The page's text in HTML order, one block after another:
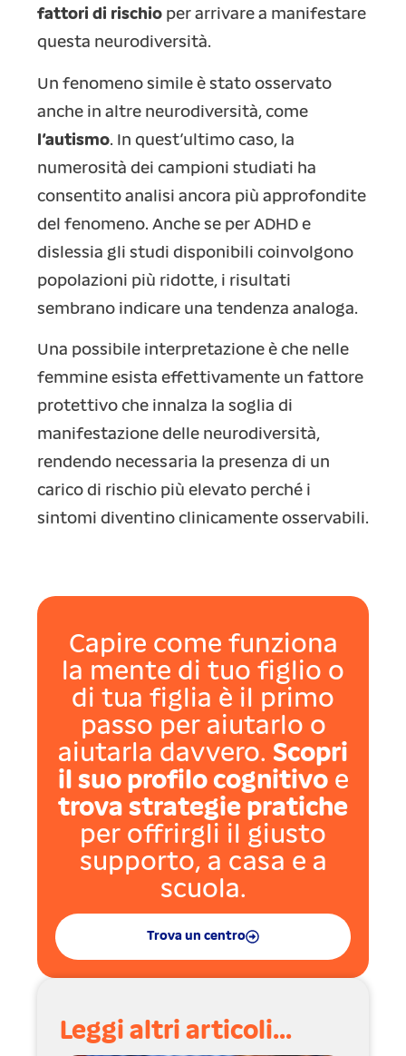
fattori di rischio per arrivare a manifestare
questa neurodiversità.
Un fenomeno simile è stato osservato
anche in altre neurodiversità, come
l’autismo. In quest’ultimo caso, la
numerosità dei campioni studiati ha
consentito analisi ancora più approfondite
del fenomeno. Anche se per ADHD e
dislessia gli studi disponibili coinvolgono
popolazioni più ridotte, i risultati
sembrano indicare una tendenza analoga.
Una possibile interpretazione è che nelle
femmine esista effettivamente un fattore
protettivo che innalza la soglia di
manifestazione delle neurodiversità,
rendendo necessaria la presenza di un
carico di rischio più elevato perché i
sintomi diventino clinicamente osservabili.
Capire come funziona
la mente di tuo figlio o
di tua figlia è il primo
passo per aiutarlo o
aiutarla davvero. Scopri
il suo profilo cognitivoe
trova strategie pratiche
per offrirgli il giusto
supporto, a casa e a
scuola.
Trova un centro
Leggi altri articoli...